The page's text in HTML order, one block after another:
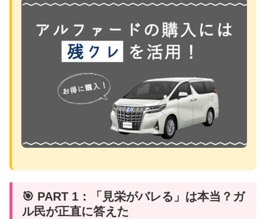
🎯 PART 1：「見栄がバレる」は本当？ガ
ル民が正直に答えた